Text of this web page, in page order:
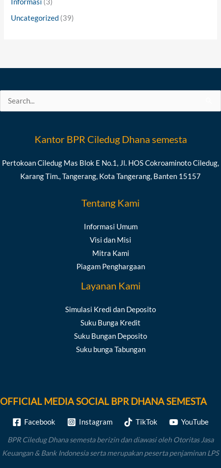
Informasi (3)
Uncategorized (39)
Search
Kantor BPR Ciledug Dhana semesta
Pertokoan Ciledug Mas Blok E No.1, Jl. HOS Cokroaminoto Ciledug,
Karang Tim., Tangerang, Kota Tangerang, Banten 15157
Tentang Kami
Informasi Umum
Visi dan Misi
Mitra Kami
Piagam Penghargaan
Layanan Kami
Simulasi Kredi dan Deposito
Suku Bunga Kredit
Suku Bungan Deposito
Suku bunga Tabungan
OFFICIAL MEDIA SOCIAL BPR DHANA SEMESTA
Facebook Instagram TikTok YouTube
BPR Ciledug Dhana semesta berizin dan diawasi oleh Otoritas Jasa
Keuangan & Bank Indonesia serta merupakan peserta penjaminan LPS